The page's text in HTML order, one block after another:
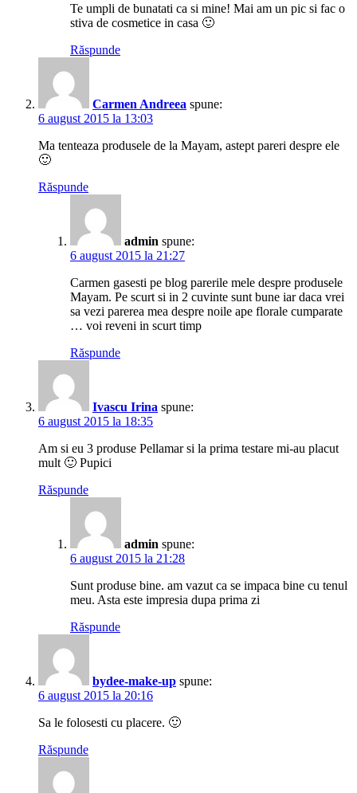
Te umpli de bunatati ca si mine! Mai am un pic si fac o
stiva de cosmetice in casa 🙂
Răspunde
Carmen Andreea spune:
6 august 2015 la 13:03
Ma tenteaza produsele de la Mayam, astept pareri despre ele
🙂
Răspunde
admin spune:
6 august 2015 la 21:27
Carmen gasesti pe blog parerile mele despre produsele
Mayam. Pe scurt si in 2 cuvinte sunt bune iar daca vrei
sa vezi parerea mea despre noile ape florale cumparate
… voi reveni in scurt timp
Răspunde
Ivascu Irina spune:
6 august 2015 la 18:35
Am si eu 3 produse Pellamar si la prima testare mi-au placut
mult 🙂 Pupici
Răspunde
admin spune:
6 august 2015 la 21:28
Sunt produse bine. am vazut ca se impaca bine cu tenul
meu. Asta este impresia dupa prima zi
Răspunde
bydee-make-up spune:
6 august 2015 la 20:16
Sa le folosesti cu placere. 🙂
Răspunde